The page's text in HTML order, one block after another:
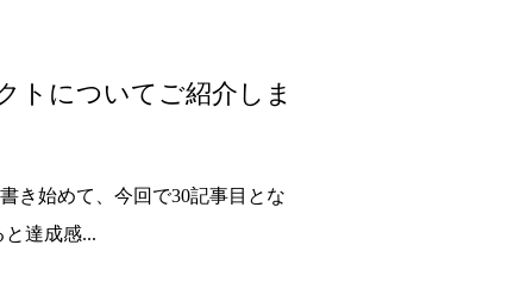
トについてご紹介しま
き始めて、今回で30記事目とな
達成感...